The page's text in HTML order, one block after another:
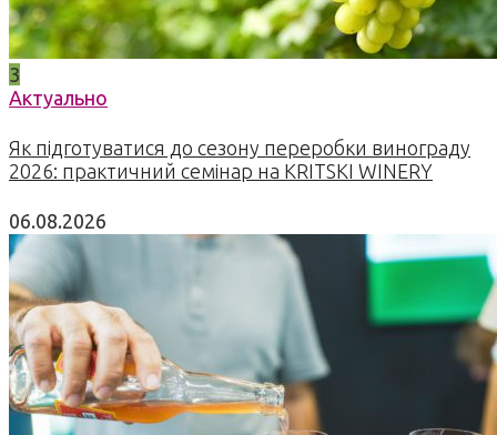
3
Актуально
Як підготуватися до сезону переробки винограду
2026: практичний семінар на KRITSKI WINERY
06.08.2026